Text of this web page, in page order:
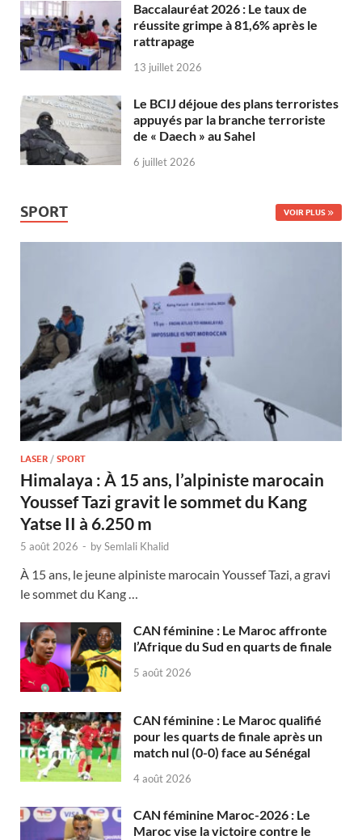
Baccalauréat 2026 : Le taux de
réussite grimpe à 81,6% après le
rattrapage
13 juillet 2026
Le BCIJ déjoue des plans terroristes
appuyés par la branche terroriste
de « Daech » au Sahel
6 juillet 2026
SPORT VOIR PLUS
LASER / SPORT
Himalaya : À 15 ans, l’alpiniste marocain
Youssef Tazi gravit le sommet du Kang
Yatse II à 6.250 m
5 août 2026 - bySemlali Khalid
À 15 ans, le jeune alpiniste marocain Youssef Tazi, a gravi
le sommet du Kang …
CAN féminine : Le Maroc affronte
l’Afrique du Sud en quarts de finale
5 août 2026
CAN féminine : Le Maroc qualifié
pour les quarts de finale après un
match nul (0-0) face au Sénégal
4 août 2026
CAN féminine Maroc-2026 : Le
Maroc vise la victoire contre le